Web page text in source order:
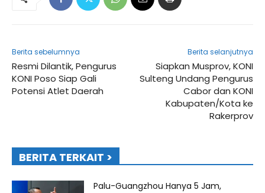
Berita sebelumnya
Resmi Dilantik, Pengurus
KONI Poso Siap Gali
Potensi Atlet Daerah
Berita selanjutnya
Siapkan Musprov, KONI
Sulteng Undang Pengurus
Cabor dan KONI
Kabupaten/Kota ke
Rakerprov
BERITA TERKAIT >
Palu-Guangzhou Hanya 5 Jam,